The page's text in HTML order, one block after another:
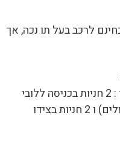
לרכב בעל תו נכה, אך
קיימות 4 חניות נכים צמודות לבניין : 2 חניות בכניסה ללובי
הראשי (בצידו הדרומי של בית החולים) ו 2 חניות בצידו